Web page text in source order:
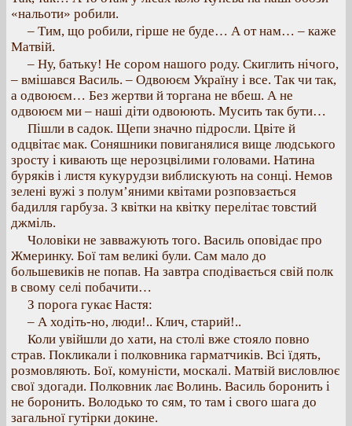
«нальоти» робили.
– Тим, що робили, гірше не буде… А от нам… – каже
Матвій.
– Ну, батьку! Не сором нашого роду. Скиглить нічого,
– вмішався Василь. – Одвоюєм Україну і все. Так чи так,
а одвоюєм… Без жертви й торгана не вбеш. А не
одвоюєм ми – наші діти одвоюють. Мусить так бути…
Пішли в садок. Щепи значно підросли. Цвіте й
одцвітає мак. Соняшники повиганялися вище людського
зросту і кивають ще нерозцвілими головами. Натина
буряків і листя кукурудзи виблискують на сонці. Немов
зелені вужі з полум’яними квітами розповзається
бадилля гарбуза. З квітки на квітку перелітає товстий
джміль.
Чоловіки не завважують того. Василь оповідає про
Жмеринку. Бої там великі були. Сам мало до
большевиків не попав. На завтра сподівається свій полк
в свому селі побачити…
З порога гукає Настя:
– А ходіть-но, люди!.. Клич, старий!..
Коли увійшли до хати, на столі вже стояло повно
страв. Покликали і полковника гарматчиків. Всі їдять,
розмовляють. Бої, комуністи, москалі. Матвій висловлює
свої здогади. Полковник лає Волинь. Василь боронить і
не боронить. Володько то сям, то там і свого шага до
загальної гутірки докине.